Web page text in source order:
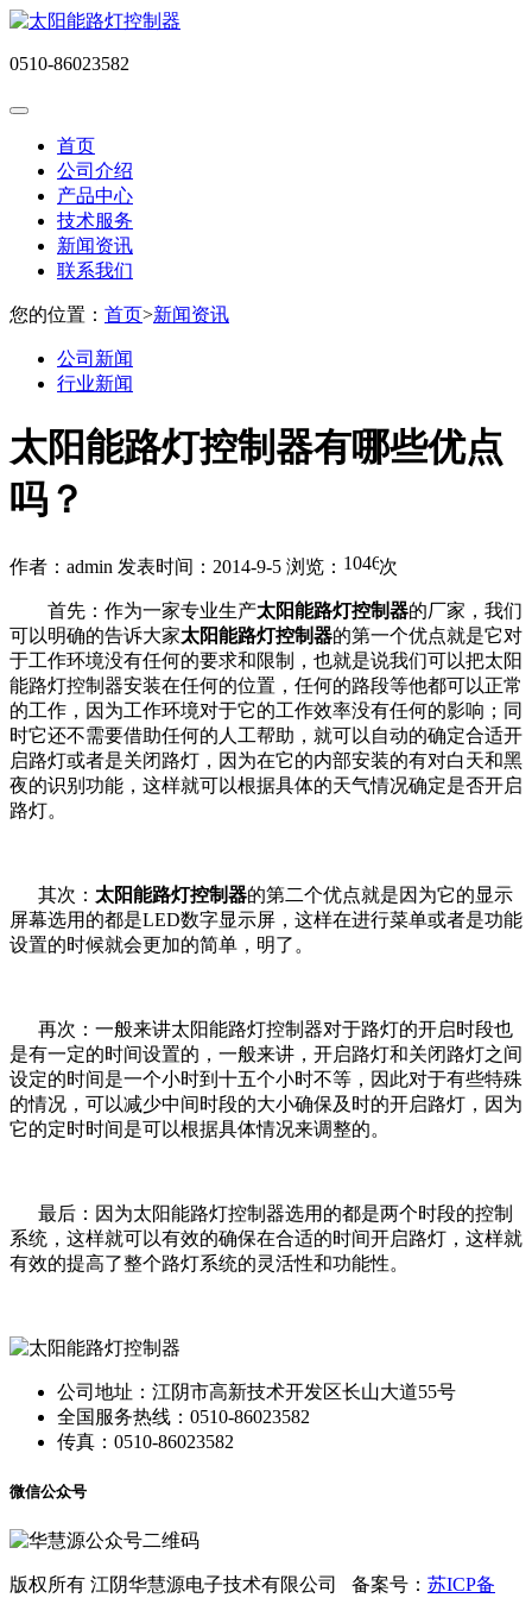
0510-86023582
首页
公司介绍
产品中心
技术服务
新闻资讯
联系我们
您的位置： 首页>新闻资讯
公司新闻
行业新闻
太阳能路灯控制器有哪些优点
吗？
作者：admin 发表时间：2014-9-5 浏览： 次
首先：作为一家专业生产太阳能路灯控制器的厂家，我们
可以明确的告诉大家太阳能路灯控制器的第一个优点就是它对
于工作环境没有任何的要求和限制，也就是说我们可以把太阳
能路灯控制器安装在任何的位置，任何的路段等他都可以正常
的工作，因为工作环境对于它的工作效率没有任何的影响；同
时它还不需要借助任何的人工帮助，就可以自动的确定合适开
启路灯或者是关闭路灯，因为在它的内部安装的有对白天和黑
夜的识别功能，这样就可以根据具体的天气情况确定是否开启
路灯。
其次： 太阳能路灯控制器的第二个优点就是因为它的显示
屏幕选用的都是LED数字显示屏，这样在进行菜单或者是功能
设置的时候就会更加的简单，明了。
再次：一般来讲太阳能路灯控制器对于路灯的开启时段也
是有一定的时间设置的，一般来讲，开启路灯和关闭路灯之间
设定的时间是一个小时到十五个小时不等，因此对于有些特殊
的情况，可以减少中间时段的大小确保及时的开启路灯，因为
它的定时时间是可以根据具体情况来调整的。
最后：因为太阳能路灯控制器选用的都是两个时段的控制
系统，这样就可以有效的确保在合适的时间开启路灯，这样就
有效的提高了整个路灯系统的灵活性和功能性。
公司地址：江阴市高新技术开发区长山大道55号
全国服务热线：0510-86023582
传真：0510-86023582
微信公众号
版权所有 江阴华慧源电子技术有限公司 备案号： 苏ICP备